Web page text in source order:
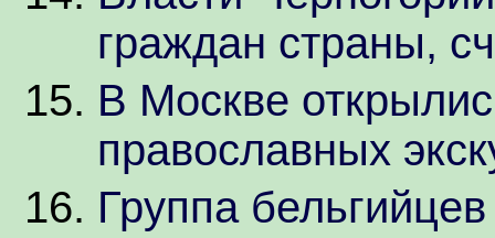
граждан страны,
В Москве
православных
Группа